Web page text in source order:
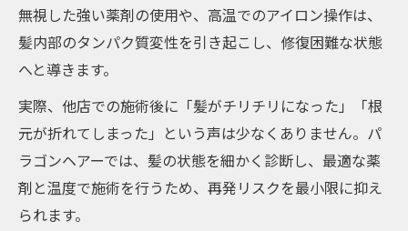
無視した強い薬剤の使用や、高温でのアイロン操作は、
髪内部のタンパク質変性を引き起こし、修復困難な状態
へと導きます。
実際、他店での施術後に「髪がチリチリになった」「根
元が折れてしまった」という声は少なくありません。パ
ラゴンヘアーでは、髪の状態を細かく診断し、最適な薬
剤と温度で施術を行うため、再発リスクを最小限に抑え
られます。